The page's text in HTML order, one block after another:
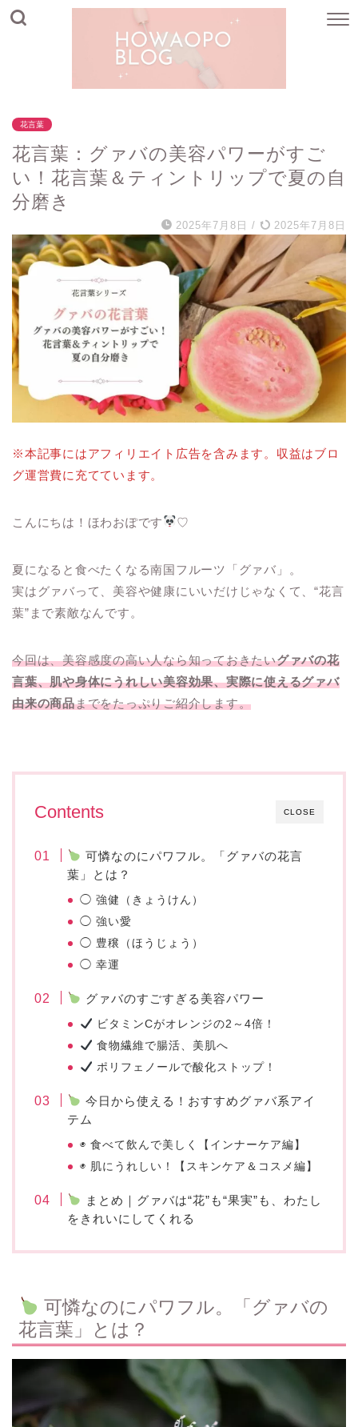
花言葉
花言葉：グァバの美容パワーがすご
い！花言葉＆ティントリップで夏の自
分磨き
2025年7月8日 / 2025年7月8日
※本記事にはアフィリエイト広告を含みます。収益はブロ
グ運営費に充てています。
こんにちは！ほわおぽです ♡
夏になると食べたくなる南国フルーツ「グァバ」。
実はグァバって、美容や健康にいいだけじゃなくて、“花言
葉”まで素敵なんです。
今回は、美容感度の高い人なら知っておきたいグァバの花
言葉、肌や身体にうれしい美容効果、実際に使えるグァバ
由来の商品までをたっぷりご紹介します。
CLOSE
Contents
可憐なのにパワフル。「グァバの花言
葉」とは？
◯ 強健（きょうけん）
◯ 強い愛
◯ 豊穣（ほうじょう）
◯ 幸運
グァバのすごすぎる美容パワー
ビタミンCがオレンジの2～4倍！
食物繊維で腸活、美肌へ
ポリフェノールで酸化ストップ！
今日から使える！おすすめグァバ系アイ
テム
◉ 食べて飲んで美しく【インナーケア編】
◉ 肌にうれしい！【スキンケア＆コスメ編】
まとめ｜グァバは“花”も“果実”も、わたし
をきれいにしてくれる
可憐なのにパワフル。「グァバの
花言葉」とは？